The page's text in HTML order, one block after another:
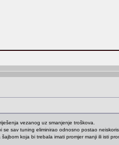
vezanog uz smanjenje troškova.
sav tuning eliminirao odnosno postao
koja bi trebala imati promjer manji ili isti